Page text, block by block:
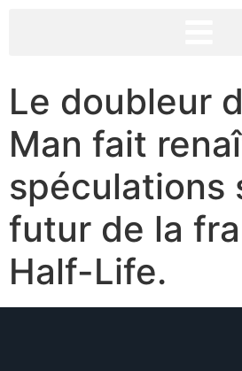
Le doubleur
Man fait
spéculations
futur de la
Half-Life.